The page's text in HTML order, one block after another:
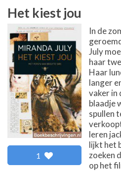
Het kiest jou
1
In de
July
haar
Haar
langer
vaker in
blaadje
spullen
leren
lijkt het
zoeken
op het